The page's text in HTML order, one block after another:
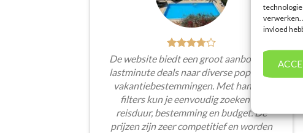
verwerken.
invloed
De website biedt een groot aanbod van
lastminute deals naar diverse populaire
vakantiebestemmingen. Met handige
filters kun je eenvoudig zoeken op
reisduur, bestemming en budget. De
prijzen zijn zeer competitief en worden